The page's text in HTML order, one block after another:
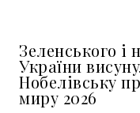
Зеленського і
України
Нобелівську
миру 2026